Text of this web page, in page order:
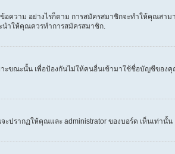
วาม อย่างไรก็ตาม การสมัครสมาชิกจะทำให้คุณสา
นำให้คุณควรทำการสมัครสมาชิก.
ขณะนั้น เพื่อป้องกันไม่ให้คนอื่นเข้ามาใช้ชื่อบัญชีขอ
รากฏให้คุณและ administrator ของบอร์ด เห็นเท่านั้